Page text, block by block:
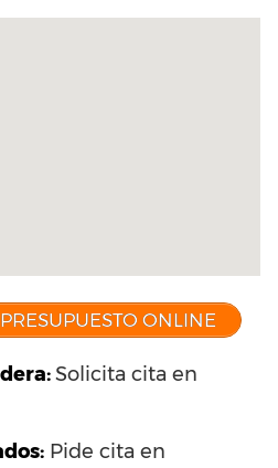
ONLINE
Solicita cita en
: Pide cita en